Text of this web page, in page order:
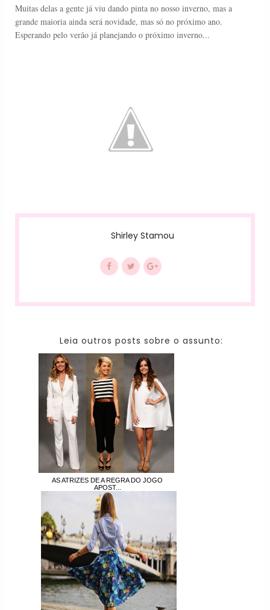
Muitas delas a gente já viu dando pinta no nosso inverno, mas a
grande maioria ainda será novidade, mas só no próximo ano.
Esperando pelo verão já planejando o próximo inverno...
Shirley Stamou
Leia outros posts sobre o assunto:
AS ATRIZES DE A REGRA DO JOGO
APOST...